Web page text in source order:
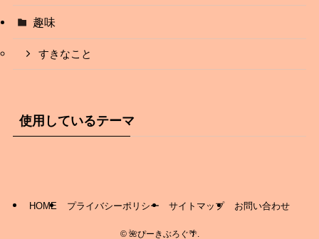
趣味
すきなこと
使用しているテーマ
HOME プライバシーポリシー サイトマップ お問い合わせ
©🌺ぴーきぶろぐ🌴.